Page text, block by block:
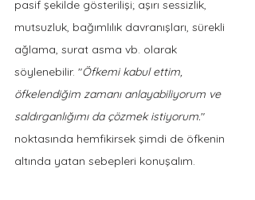
pasif şekilde gösterilişi; aşırı sessizlik,
mutsuzluk, bağımlılık davranışları, sürekli
ağlama, surat asma vb. olarak
söylenebilir. "Öfkemi kabul ettim,
öfkelendiğim zamanı anlayabiliyorum ve
saldırganlığımı da çözmek istiyorum."
noktasında hemfikirsek şimdi de öfkenin
altında yatan sebepleri konuşalım.